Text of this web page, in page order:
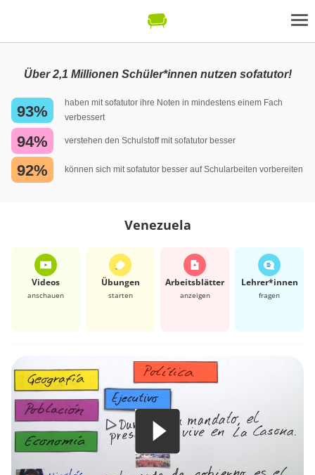
Über 2,1 Millionen Schüler*innen nutzen sofatutor!
93%
haben mit sofatutor ihre Noten in mindestens einem Fach
verbessert
94% verstehen den Schulstoff mit sofatutor besser
92% können sich mit sofatutor besser auf Schularbeiten vorbereiten
Venezuela
Videos
anschauen
Übungen
starten
Arbeits­blätter
anzeigen
Lehrer*​innen
fragen